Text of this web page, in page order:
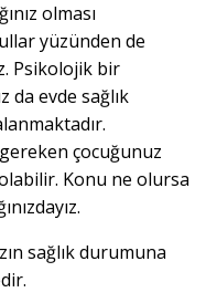
olması
yüzünden de
Psikolojik bir
da evde sağlık
çocuğunuz
Konu ne olursa
sağlık durumuna